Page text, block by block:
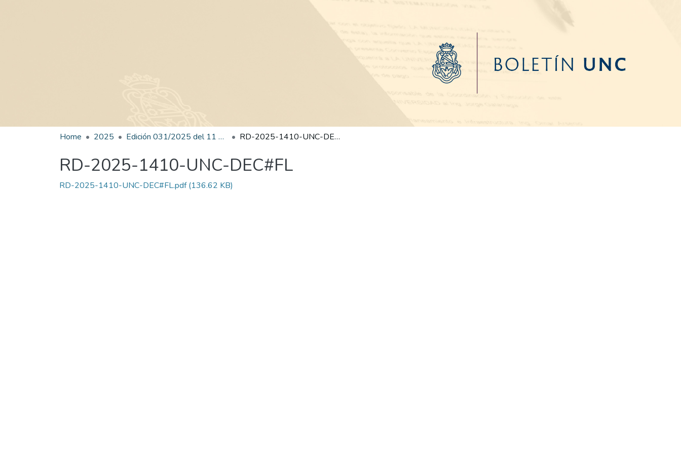
Home 2025 Edición 031/2025 del 11 de agosto de 2025 RD-2025-1410-UNC-DEC#FL
RD-2025-1410-UNC-DEC#FL
RD-2025-1410-UNC-DEC#FL.pdf(136.62 KB)